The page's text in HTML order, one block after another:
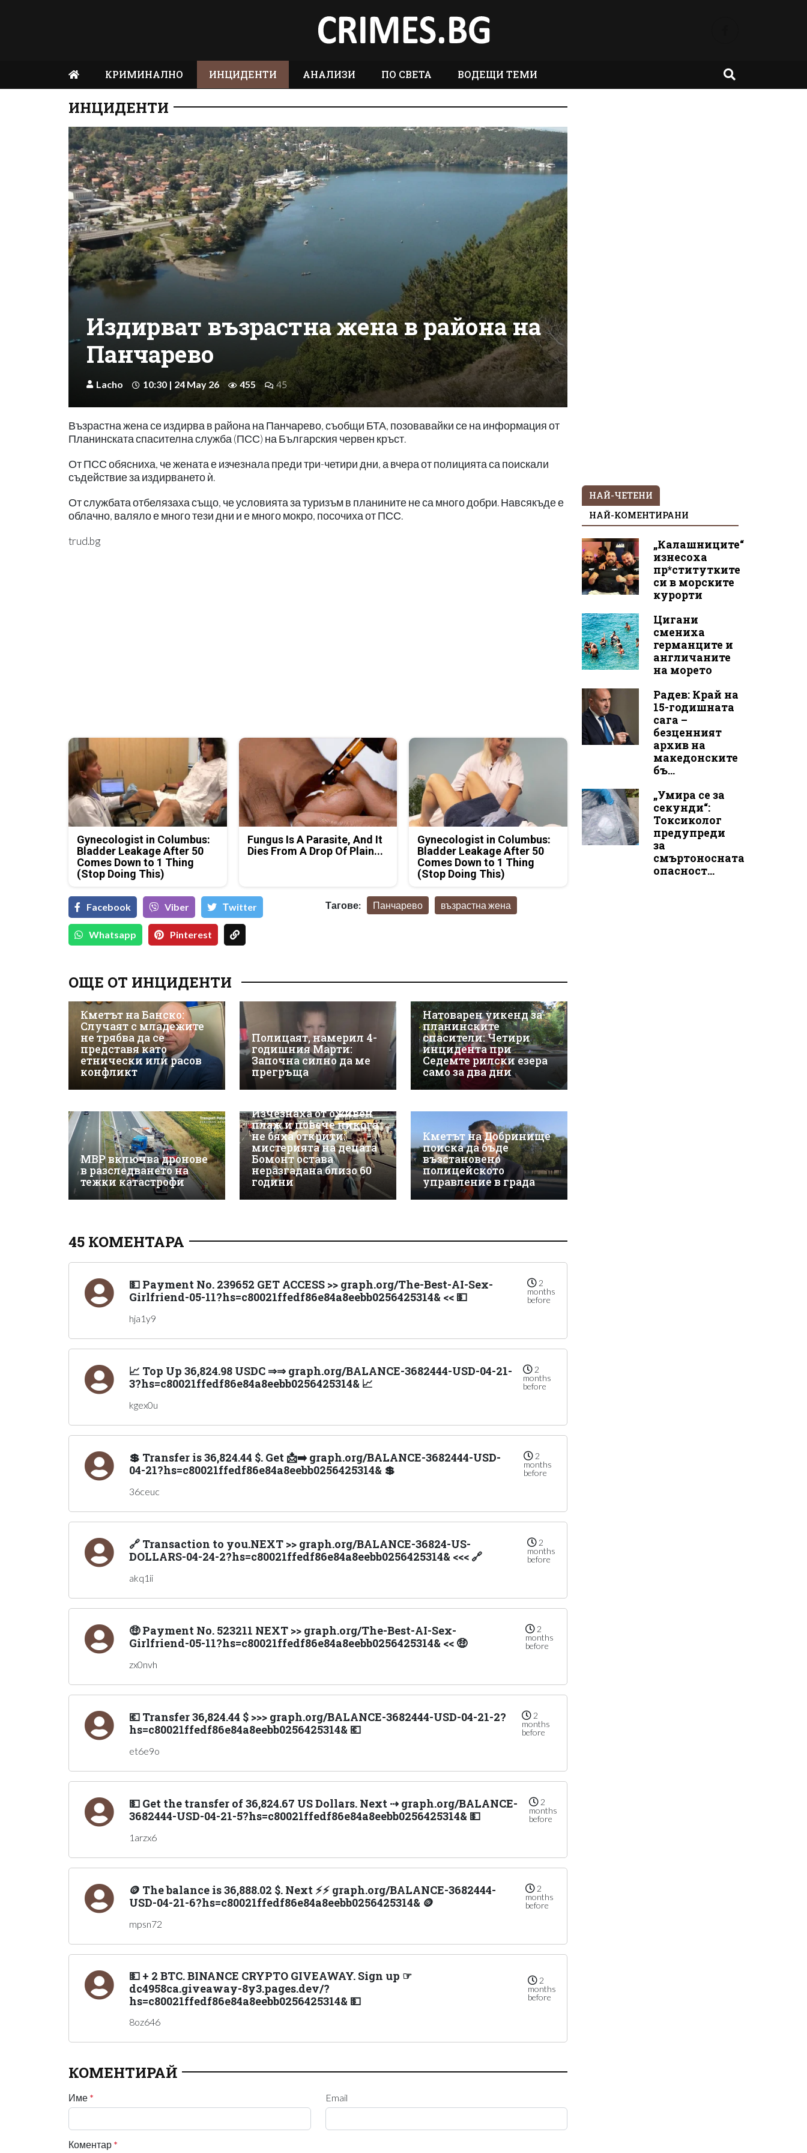
КРИМИНАЛНО ИНЦИДЕНТИ АНАЛИЗИ ПО СВЕТА ВОДЕЩИ ТЕМИ
ИНЦИДЕНТИ
Издирват възрастна жена в района на
Панчарево
Lacho 10:30 | 24 May 26 455 45
Възрастна жена се издирва в района на Панчарево, съобщи БТА, позовавайки се на информация от
Планинската спасителна служба (ПСС) на Българския червен кръст.
От ПСС обясниха, че жената е изчезнала преди три-четири дни, а вчера от полицията са поискали
съдействие за издирването ѝ.
От службата отбелязаха също, че условията за туризъм в планините не са много добри. Навсякъде е
облачно, валяло е много тези дни и е много мокро, посочиха от ПСС.
trud.bg
Gynecologist in Columbus:
Bladder Leakage After 50
Comes Down to 1 Thing
(Stop Doing This)
Fungus Is A Parasite, And It
Dies From A Drop Of Plain...
Gynecologist in Columbus:
Bladder Leakage After 50
Comes Down to 1 Thing
(Stop Doing This)
Facebook Viber Тwitter
Whatsapp Pinterest
Тагове: Панчарево възрастна жена
ОЩЕ ОТ ИНЦИДЕНТИ
Кметът на Банско:
Случаят с младежите
не трябва да се
представя като
етнически или расов
конфликт
Полицаят, намерил 4-
годишния Марти:
Започна силно да ме
прегръща
Натоварен уикенд за
планинските
спасители: Четири
инцидента при
Седемте рилски езера
само за два дни
МВР включва дронове
в разследването на
тежки катастрофи
Изчезнаха от оживен
плаж и повече никога
не бяха открити:
мистерията на децата
Бомонт остава
неразгадана близо 60
години
Кметът на Добринище
поиска да бъде
възстановено
полицейското
управление в града
45 КОМЕНТАРА
💵 Payment No. 239652 GET ACCESS >> graph.org/The-Best-AI-Sex-
Girlfriend-05-11?hs=c80021ffedf86e84a8eebb0256425314& << 💵
2
months
before
hja1y9
📈 Top Up 36,824.98 USDC ⇒⇒ graph.org/BALANCE-3682444-USD-04-21-
3?hs=c80021ffedf86e84a8eebb0256425314& 📈
2
months
before
kgex0u
💲 Transfer is 36,824.44 $. Get 📩➡️ graph.org/BALANCE-3682444-USD-
04-21?hs=c80021ffedf86e84a8eebb0256425314& 💲
2
months
before
36ceuc
🔗 Transaction to you.NEXT >> graph.org/BALANCE-36824-US-
DOLLARS-04-24-2?hs=c80021ffedf86e84a8eebb0256425314& <<< 🔗
2
months
before
akq1ii
🤑 Payment No. 523211 NEXT >> graph.org/The-Best-AI-Sex-
Girlfriend-05-11?hs=c80021ffedf86e84a8eebb0256425314& << 🤑
2
months
before
zx0nvh
💶 Transfer 36,824.44 $ >>> graph.org/BALANCE-3682444-USD-04-21-2?
hs=c80021ffedf86e84a8eebb0256425314& 💶
2
months
before
et6e9o
💵 Get the transfer of 36,824.67 US Dollars. Next ⇢ graph.org/BALANCE-
3682444-USD-04-21-5?hs=c80021ffedf86e84a8eebb0256425314& 💵
2
months
before
1arzx6
🪙 The balance is 36,888.02 $. Next ⚡⚡ graph.org/BALANCE-3682444-
USD-04-21-6?hs=c80021ffedf86e84a8eebb0256425314& 🪙
2
months
before
mpsn72
💵 + 2 BTC. BINANCE CRYPTO GIVEAWAY. Sign up ☞
dc4958ca.giveaway-8y3.pages.dev/?
hs=c80021ffedf86e84a8eebb0256425314& 💵
2
months
before
8oz646
КОМЕНТИРАЙ
Име * Email
Коментар *
НАЙ-ЧЕТЕНИ
НАЙ-КОМЕНТИРАНИ
„Калашниците“
изнесоха
пр*ститутките
си в морските
курорти
Цигани
смениха
германците и
англичаните
на морето
Радев: Край на
15-годишната
сага –
безценният
архив на
македонските
бъ...
„Умира се за
секунди“:
Токсиколог
предупреди
за
смъртоносната
опасност...